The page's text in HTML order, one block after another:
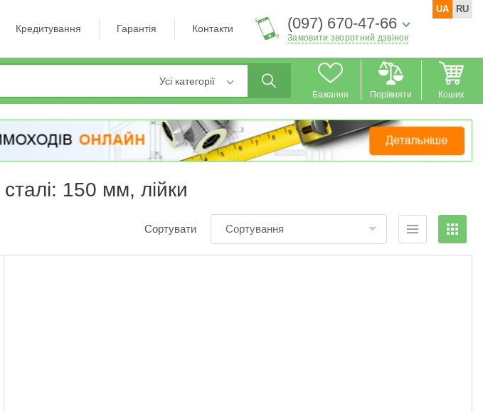
Кредитування Гарантія Контакти (097) 670-47-66
Замовити зворотний дзвінок
UA RU
Усі категорії
Бажання Порівняти Кошик
150 мм, лійки
Сортувати Сортування